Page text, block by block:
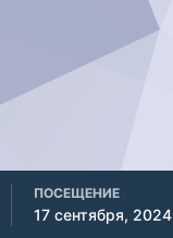
ПОСЕЩЕНИЕ
17 сентября, 2024